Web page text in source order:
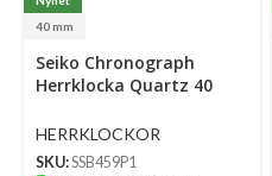
40 mm
Select
options
Seiko Chronograph
Herrklocka Quartz 40
Urtavla Med Stållänk
HERRKLOCKOR
SKU:SSB459P1